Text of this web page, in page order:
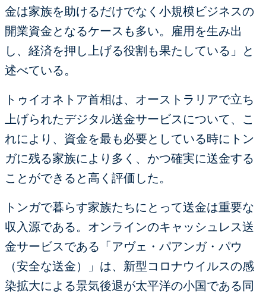
金は家族を助けるだけでなく小規模ビジネスの
開業資金となるケースも多い。雇用を生み出
し、経済を押し上げる役割も果たしている」と
述べている。
トゥイオネトア首相は、オーストラリアで立ち
上げられたデジタル送金サービスについて、こ
れにより、資金を最も必要としている時にトン
ガに残る家族により多く、かつ確実に送金する
ことができると高く評価した。
トンガで暮らす家族たちにとって送金は重要な
収入源である。オンラインのキャッシュレス送
金サービスである「アヴェ・パアンガ・パウ
（安全な送金）」は、新型コロナウイルスの感
染拡大による景気後退が太平洋の小国である同